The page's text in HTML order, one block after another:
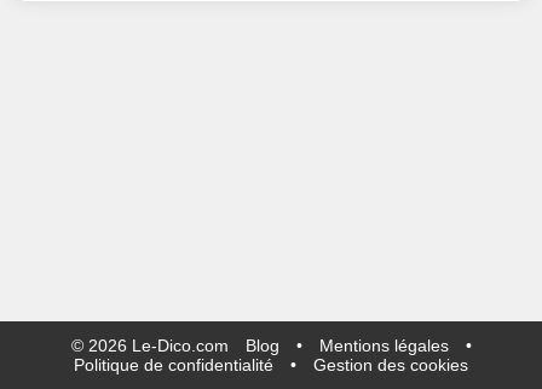
© 2026 Le-Dico.com Blog • Mentions légales
•
Politique de confidentialité
• Gestion des cookies